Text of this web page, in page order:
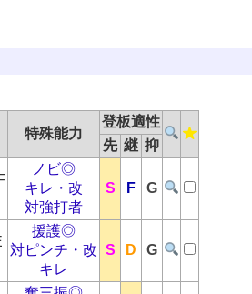
特殊能力
登板適性
先 継 抑
ノビ◎
キレ・改
対強打者
S F G
援護◎
対ピンチ・改
キレ
S D G